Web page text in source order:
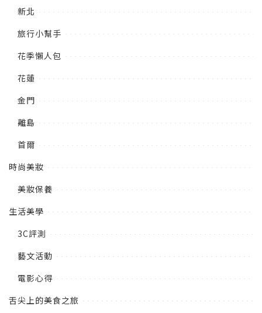
新北
旅行小幫手
花季懶人包
花蓮
金門
離島
首爾
時尚美妝
美妝保養
生活美學
3C評測
藝文活動
電影心得
舌尖上的美食之旅